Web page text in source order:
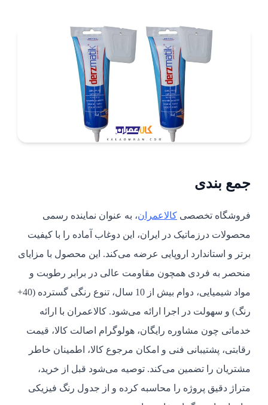
جمع بندی
فروشگاه تخصصی کالاعمران، به عنوان نماینده رسمی
محصولات درزماتیک در ایران، این دوغاب آماده را با کیفیت
برتر و استاندارد اروپایی عرضه می‌کند. این محصول با مزایای
منحصر به فردی همچون مقاومت عالی در برابر رطوبت و
مواد شیمیایی، دوام بیش از 10 سال، تنوع رنگی گسترده (40+
رنگ) و سهولت در اجرا ارائه می‌شود. کالاعمران با ارائه
خدماتی چون مشاوره رایگان، هولوگرام اصالت کالا، قیمت
رقابتی، پشتیبانی فنی و امکان مرجوع کالا، اطمینان خاطر
مشتریان را تضمین می‌کند. توصیه می‌شود قبل از خرید،
متراژ دقیق پروژه را محاسبه کرده و از جدول رنگ فیزیکی